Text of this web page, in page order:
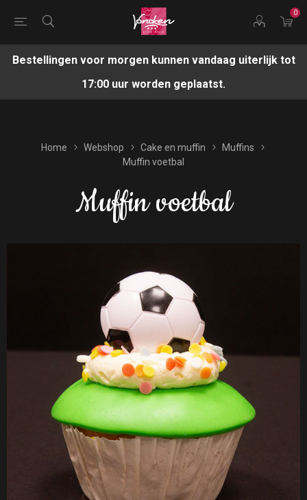
0
Bestellingen voor morgen kunnen vandaag uiterlijk tot
17:00 uur worden geplaatst.
Home Webshop Cake en muffin
Muffins
Muffin voetbal
Muffin voetbal